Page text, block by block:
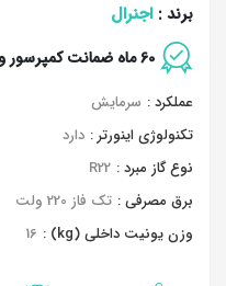
برند : اجنرال
60 ماه ضمانت کمپرسور و 18 ماه قطعات داخلی
عملکرد : سرمایش
تکنولوژی اینورتر : دارد
نوع گاز مبرد : R22
برق مصرفی : تک فاز 220 ولت
وزن یونیت داخلی (kg) :
16